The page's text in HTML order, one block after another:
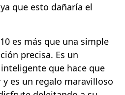
que esto dañaría el
es más que una simple
precisa. Es un
que hace que
y es un regalo maravilloso